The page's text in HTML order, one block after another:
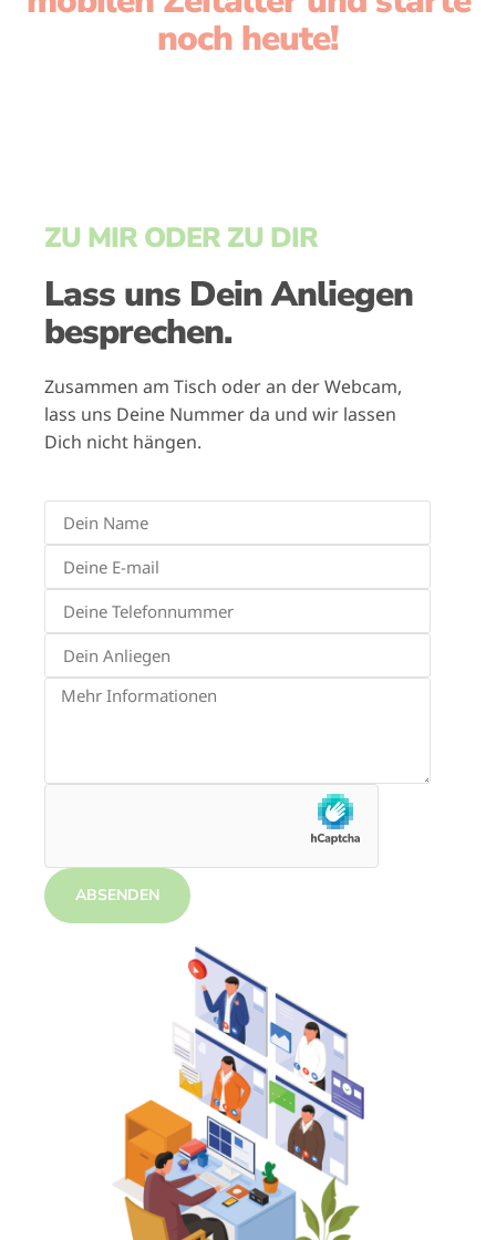
noch heute!
ZU MIR ODER ZU DIR
Lass uns Dein Anliegen
besprechen.
Zusammen am Tisch oder an der Webcam,
lass uns Deine Nummer da und wir lassen
Dich nicht hängen.
ABSENDEN